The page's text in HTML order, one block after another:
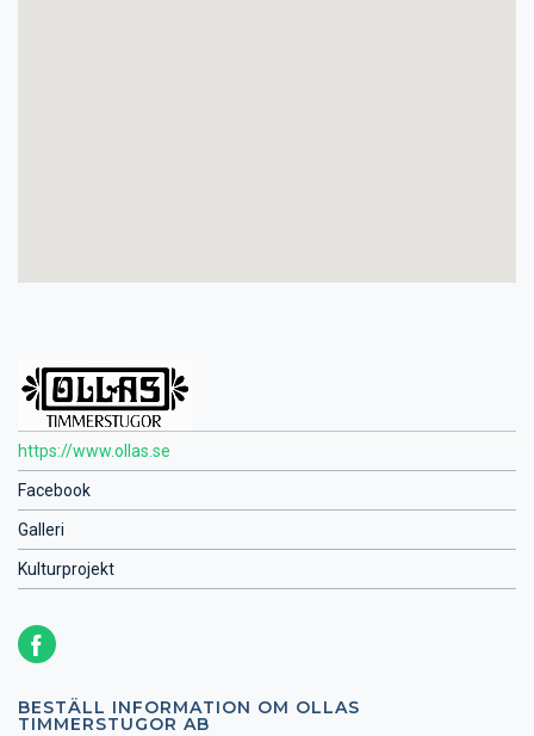
https://www.ollas.se
Facebook
Galleri
Kulturprojekt
BESTÄLL INFORMATION OM OLLAS
TIMMERSTUGOR AB